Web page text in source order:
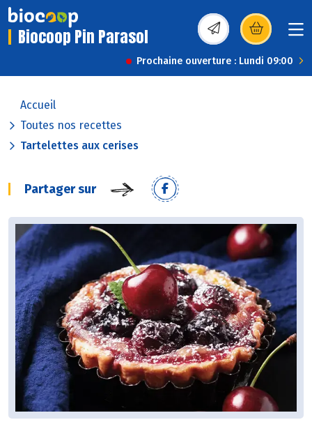
Biocoop Pin Parasol (s’ouvre dans une
Prochaine ouverture : Lundi 09:00
Accueil
Toutes nos recettes
Tartelettes aux cerises
Partager sur